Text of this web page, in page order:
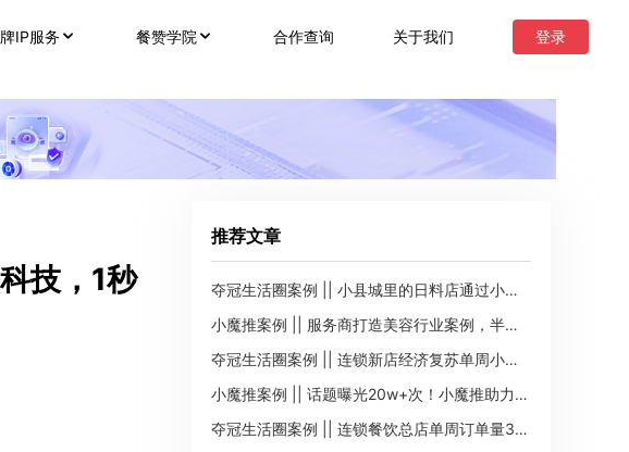
IP服务 餐赞学院 合作查询 关于我们 登录
技，1秒
推荐文章
夺冠生活圈案例 || 小县城里的日料店通过小程序单周订单145单，流水2w+
小魔推案例 || 服务商打造美容行业案例，半月内曝光17w+次
夺冠生活圈案例 || 连锁新店经济复苏单周小程序订单195单，流水2.8w+
小魔推案例 || 话题曝光20w+次！小魔推助力幼儿园招生推广
夺冠生活圈案例 || 连锁餐饮总店单周订单量300+，GMV2.6w+